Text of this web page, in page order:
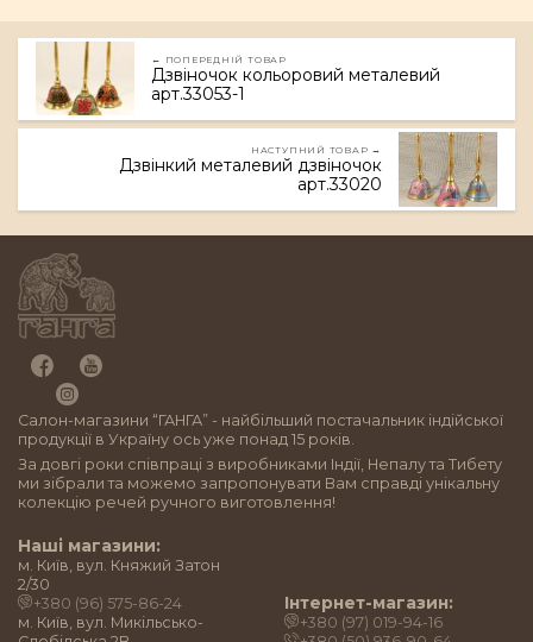
← ПОПЕРЕДНІЙ ТОВАР
Дзвіночок кольоровий металевий
арт.33053-1
НАСТУПНИЙ ТОВАР →
Дзвінкий металевий дзвіночок
арт.33020
Салон-магазини “ГАНГА” - найбільший постачальник індійської
продукції в Україну ось уже понад 15 років.
За довгі роки співпраці з виробниками Індії, Непалу та Тибету
ми зібрали та можемо запропонувати Вам справді унікальну
колекцію речей ручного виготовлення!
Наші магазини:
м. Київ, вул. Княжий Затон
2/30
+380 (96) 575-86-24
м. Київ, вул. Микільсько-
Інтернет-магазин:
+380 (97) 019-94-16